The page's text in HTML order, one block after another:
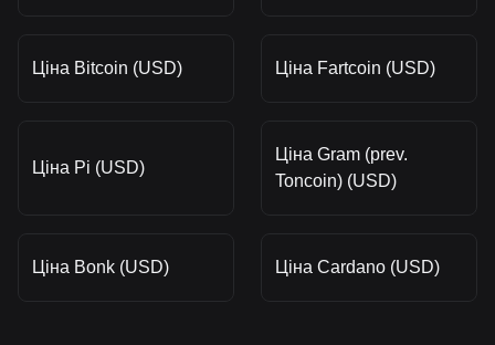
Ціна Bitcoin (USD) Ціна Fartcoin (USD)
Ціна Pi (USD)
Ціна Gram (prev.
Toncoin) (USD)
Ціна Bonk (USD) Ціна Cardano (USD)